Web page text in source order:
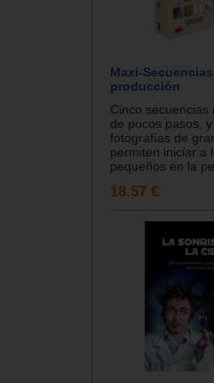
Maxi-
producción
Cinco secuencias
de pocos pasos,
fotografías de
permiten iniciar a
pequeños en la
18.57 €